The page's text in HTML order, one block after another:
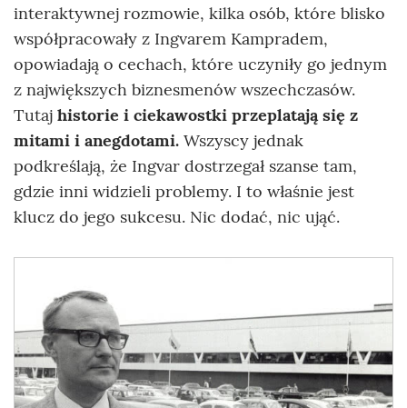
interaktywnej rozmowie, kilka osób, które blisko
współpracowały z Ingvarem Kampradem,
opowiadają o cechach, które uczyniły go jednym
z największych biznesmenów wszechczasów.
Tutaj historie i ciekawostki przeplatają się z
mitami i anegdotami. Wszyscy jednak
podkreślają, że Ingvar dostrzegał szanse tam,
gdzie inni widzieli problemy. I to właśnie jest
klucz do jego sukcesu. Nic dodać, nic ująć.